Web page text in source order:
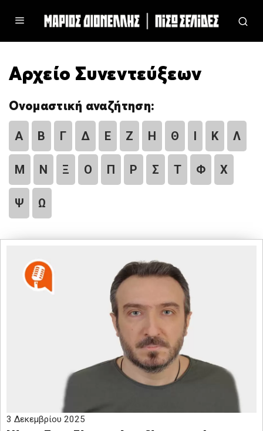
Αρχείο Συνεντεύξεων
Ονομαστική αναζήτηση:
Α Β Γ Δ Ε Ζ Η Θ Ι Κ Λ
Μ Ν Ξ Ο Π Ρ Σ Τ Φ Χ
Ψ Ω
3 Δεκεμβρίου 2025